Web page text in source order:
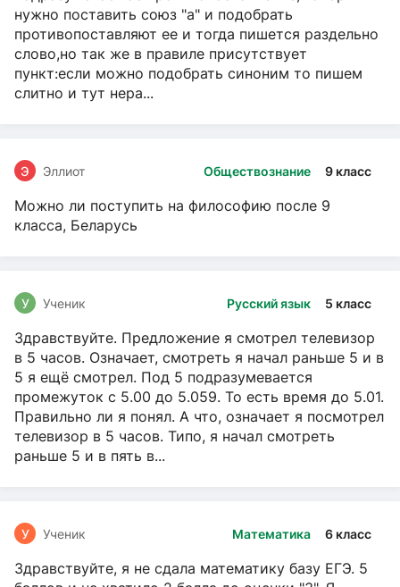
нужно поставить союз "а" и подобрать
противопоставляют ее и тогда пишется раздельно
слово,но так же в правиле присутствует
пункт:если можно подобрать синоним то пишем
слитно и тут нера...
Обществознание 9 класс
Э Эллиот
Можно ли поступить на философию после 9
класса, Беларусь
Русский язык 5 класс
У Ученик
Здравствуйте. Предложение я смотрел телевизор
в 5 часов. Означает, смотреть я начал раньше 5 и в
5 я ещё смотрел. Под 5 подразумевается
промежуток с 5.00 до 5.059. То есть время до 5.01.
Правильно ли я понял. А что, означает я посмотрел
телевизор в 5 часов. Типо, я начал смотреть
раньше 5 и в пять в...
Математика 6 класс
У Ученик
Здравствуйте, я не сдала математику базу ЕГЭ. 5